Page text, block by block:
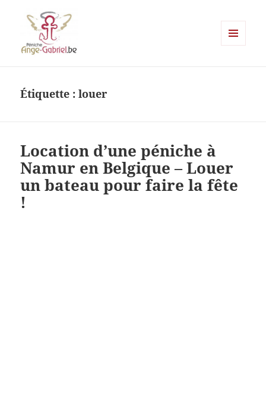
Étiquette :louer
Location d’une péniche à
Namur en Belgique – Louer
un bateau pour faire la fête
!